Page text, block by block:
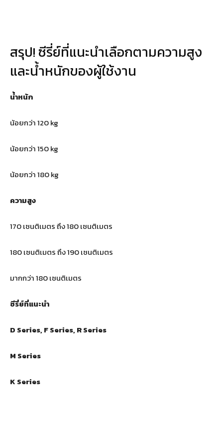
สรุป! ซีรี่ย์ที่แนะนำเลือกตามความสูง
และน้ำหนักของผู้ใช้งาน
น้ำหนัก
น้อยกว่า 120 kg
น้อยกว่า 150 kg
น้อยกว่า 180 kg
ความสูง
170 เซนติเมตร ถึง 180 เซนติเมตร
180 เซนติเมตร ถึง 190 เซนติเมตร
มากกว่า 180 เซนติเมตร
ซีรี่ย์ที่แนะนำ
D Series, F Series, R Series
M Series
K Series